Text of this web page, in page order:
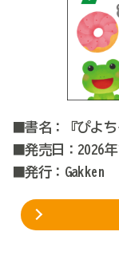
■書名：『ぴよち
■発売日：2026年
■発行：Gakken